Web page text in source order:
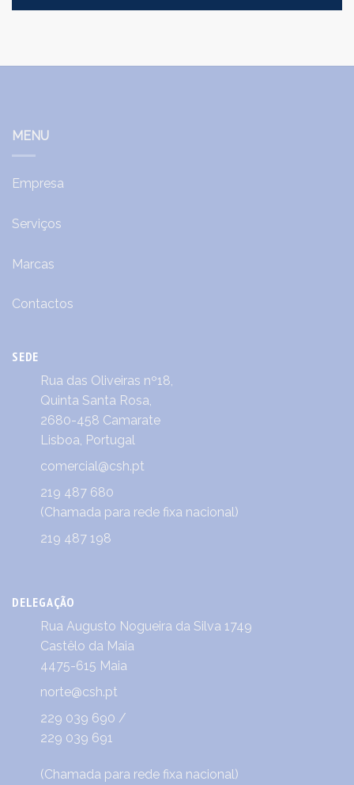
MENU
Empresa
Serviços
Marcas
Contactos
SEDE
Rua das Oliveiras nº18,
Quinta Santa Rosa,
2680-458 Camarate
Lisboa, Portugal
comercial@csh.pt
219 487 680
(Chamada para rede fixa nacional)
219 487 198
DELEGAÇÃO
Rua Augusto Nogueira da Silva 1749
Castêlo da Maia
4475-615 Maia
norte@csh.pt
229 039 690 /
229 039 691
(Chamada para rede fixa nacional)